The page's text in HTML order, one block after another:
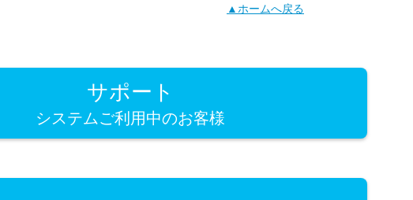
▲ホームへ戻る
サポート
システムご利用中のお客様